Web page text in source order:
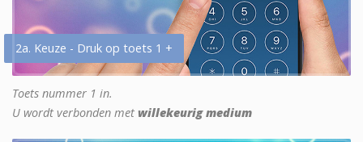
2a. Keuze - Druk op toets 1 +
Toets nummer 1 in.
U wordt verbonden met willekeurig medium